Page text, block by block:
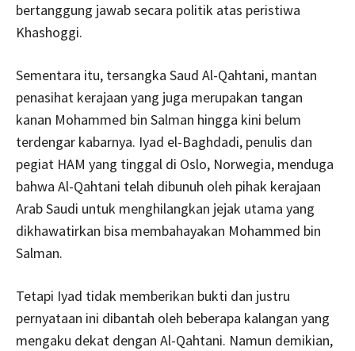
bertanggung jawab secara politik atas peristiwa
Khashoggi.
Sementara itu, tersangka Saud Al-Qahtani, mantan
penasihat kerajaan yang juga merupakan tangan
kanan Mohammed bin Salman hingga kini belum
terdengar kabarnya. Iyad el-Baghdadi, penulis dan
pegiat HAM yang tinggal di Oslo, Norwegia, menduga
bahwa Al-Qahtani telah dibunuh oleh pihak kerajaan
Arab Saudi untuk menghilangkan jejak utama yang
dikhawatirkan bisa membahayakan Mohammed bin
Salman.
Tetapi Iyad tidak memberikan bukti dan justru
pernyataan ini dibantah oleh beberapa kalangan yang
mengaku dekat dengan Al-Qahtani. Namun demikian,